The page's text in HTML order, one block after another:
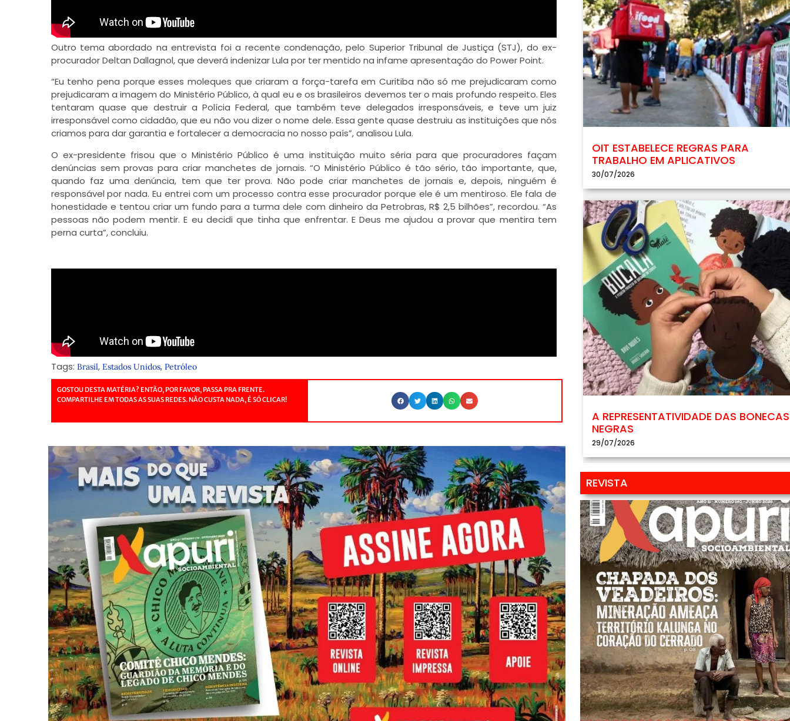
Outro tema abordado na entrevista foi a recente condenação, pelo Superior Tribunal de Justiça (STJ), do ex-
procurador Deltan Dallagnol, que deverá indenizar Lula por ter mentido na infame apresentação do Power Point.
“Eu tenho pena porque esses moleques que criaram a força-tarefa em Curitiba não só me prejudicaram como
prejudicaram a imagem do Ministério Público, à qual eu e os brasileiros devemos ter o mais profundo respeito. Eles
tentaram quase que destruir a Polícia Federal, que também teve delegados irresponsáveis, e teve um juiz
irresponsável como cidadão, que eu não vou dizer o nome dele. Essa gente quase destruiu as instituições que nós
criamos para dar garantia e fortalecer a democracia no nosso país”, analisou Lula.
O ex-presidente frisou que o Ministério Público é uma instituição muito séria para que procuradores façam
denúncias sem provas para criar manchetes de jornais. “O Ministério Público é tão sério, tão importante, que,
quando faz uma denúncia, tem que ter prova. Não pode criar manchetes de jornais e, depois, ninguém é
responsável por nada. Eu entrei com um processo contra esse procurador porque ele é um mentiroso. Ele fala de
honestidade e tentou criar um fundo para a turma dele com dinheiro da Petrobras, R$ 2,5 bilhões”, recordou. “As
pessoas não podem mentir. E eu decidi que tinha que enfrentar. E Deus me ajudou a provar que mentira tem
perna curta”, concluiu.
Tags: Brasil, Estados Unidos, Petróleo
GOSTOU DESTA MATÉRIA? ENTÃO, POR FAVOR, PASSA PRA FRENTE.
COMPARTILHE EM TODAS AS SUAS REDES. NÃO CUSTA NADA, É SÓ CLICAR!
OIT ESTABELECE REGRAS PARA
TRABALHO EM APLICATIVOS
30/07/2026
A REPRESENTATIVIDADE DAS BONECAS
NEGRAS
29/07/2026
REVISTA